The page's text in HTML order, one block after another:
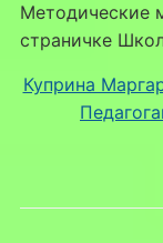
Методические
страничке
Куприна